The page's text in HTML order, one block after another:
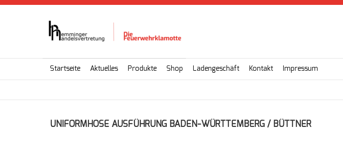
Startseite Aktuelles Produkte Shop Ladengeschäft Kontakt Impressum
UNIFORMHOSE AUSFÜHRUNG BADEN-WÜRTTEMBERG / BÜTTNER